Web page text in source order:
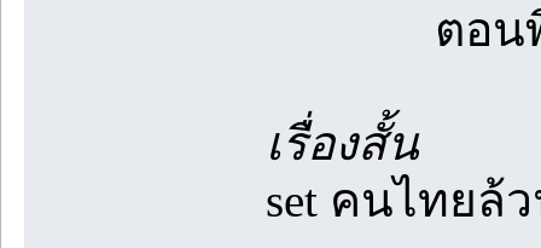
ตอนพิเศ
เรื่องสั้น
set คนไทยล้